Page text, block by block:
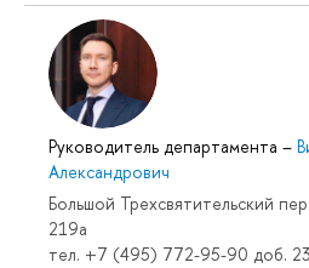
Руководитель департамента –
Александрович
Большой Трехсвятительский
219a
тел. +7 (495) 772-95-90 доб.